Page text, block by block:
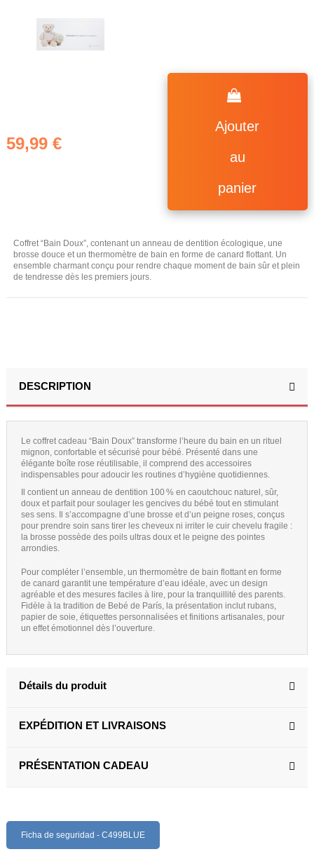
59,99 €
Ajouter
au
panier
Coffret “Bain Doux”, contenant un anneau de dentition écologique, une
brosse douce et un thermomètre de bain en forme de canard flottant. Un
ensemble charmant conçu pour rendre chaque moment de bain sûr et plein
de tendresse dès les premiers jours.
DESCRIPTION
Le coffret cadeau “Bain Doux” transforme l’heure du bain en un rituel
mignon, confortable et sécurisé pour bébé. Présenté dans une
élégante boîte rose réutilisable, il comprend des accessoires
indispensables pour adoucir les routines d’hygiène quotidiennes.
Il contient un anneau de dentition 100 % en caoutchouc naturel, sûr,
doux et parfait pour soulager les gencives du bébé tout en stimulant
ses sens. Il s’accompagne d’une brosse et d’un peigne roses, conçus
pour prendre soin sans tirer les cheveux ni irriter le cuir chevelu fragile :
la brosse possède des poils ultras doux et le peigne des pointes
arrondies.
Pour compléter l’ensemble, un thermomètre de bain flottant en forme
de canard garantit une température d’eau idéale, avec un design
agréable et des mesures faciles à lire, pour la tranquillité des parents.
Fidèle à la tradition de Bebé de París, la présentation inclut rubans,
papier de soie, étiquettes personnalisées et finitions artisanales, pour
un effet émotionnel dès l’ouverture.
Détails du produit
EXPÉDITION ET LIVRAISONS
PRÉSENTATION CADEAU
Ficha de seguridad - C499BLUE